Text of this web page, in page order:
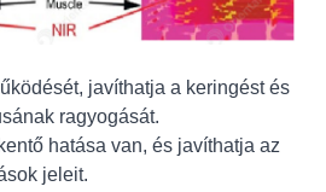
javíthatja a keringést és
ragyogását.
hatása van, és javíthatja az
jeleit.